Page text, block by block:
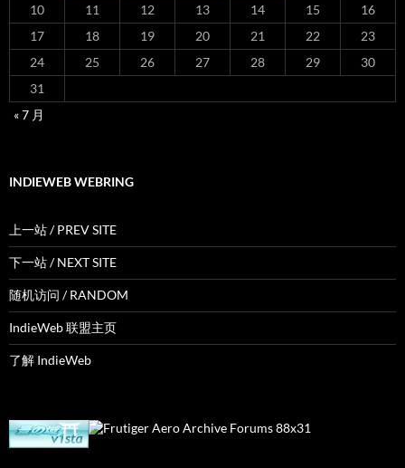
10
11 12 13 14 15
16
17
18 19 20 21 22
23
24
25 26 27 28 29
30
31
« 7 月
INDIEWEB WEBRING
上一站 / PREV SITE
下一站 / NEXT SITE
随机访问 / RANDOM
IndieWeb 联盟主页
了解 IndieWeb